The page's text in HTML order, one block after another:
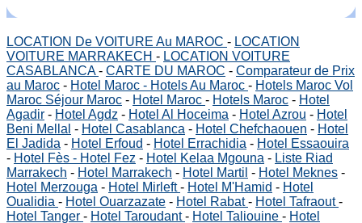
LOCATION De VOITURE Au MAROC - LOCATION
VOITURE MARRAKECH - LOCATION VOITURE
CASABLANCA- CARTE DU MAROC - Comparateur de Prix
au Maroc - Hotel Maroc - Hotels Au Maroc - Hotels Maroc Vol
Maroc Séjour Maroc - Hotel Maroc - Hotels Maroc - Hotel
Agadir - Hotel Agdz - Hotel Al Hoceima - Hotel Azrou - Hotel
Beni Mellal - Hotel Casablanca - Hotel Chefchaouen - Hotel
El Jadida - Hotel Erfoud - Hotel Errachidia - Hotel Essaouira
- Hotel Fès - Hotel Fez - Hotel Kelaa Mgouna - Liste Riad
Marrakech - Hotel Marrakech - Hotel Martil - Hotel Meknes -
Hotel Merzouga - Hotel Mirleft- Hotel M'Hamid - Hotel
Oualidia - Hotel Ouarzazate - Hotel Rabat- Hotel Tafraout-
Hotel Tanger - Hotel Taroudant- Hotel Taliouine - Hotel